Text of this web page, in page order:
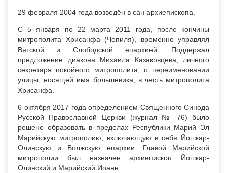
29 февраля 2004 года возведён в сан архиепископа.
C 5 января по 22 марта 2011 года, после кончины
митрополита Хрисанфа (Чепиля), временно управлял
Вятской и Слободской епархией. Поддержал
предложение диакона Михаила Казаковцева, личного
секретаря покойного митрополита, о переименовании
улицы, носящей имя большевика, в честь митрополита
Хрисанфа.
6 октября 2017 года определением Священного Синода
Русской Православной Церкви (журнал № 76) было
решено образовать в пределах Республики Марий Эл
Марийскую митрополию, включающую в себя Йошкар-
Олинскую и Волжскую епархии. Главой Марийской
митрополии был назначен архиепископ Йошкар-
Олинский и Марийский Иоанн.